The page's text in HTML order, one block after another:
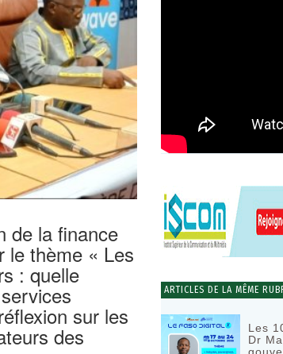
de la finance
le thème « Les
: quelle
sur les
des
ARTICLES DE LA MÊME
Les
Dr